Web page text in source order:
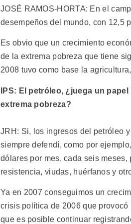
JOSÉ RAMOS-HORTA: En el
desempeños del mundo, con 12,5
Es obvio que un crecimiento
de la extrema pobreza que tiene
2008 tuvo como base la
IPS: El petróleo, ¿juega un
extrema pobreza?
JRH: Si, los ingresos del petróleo
siempre defendí, como por
dólares por mes, cada seis
resistencia, viudas, huérfanos y
Ya en 2007 conseguimos un
crisis política de 2006 que
que es posible continuar